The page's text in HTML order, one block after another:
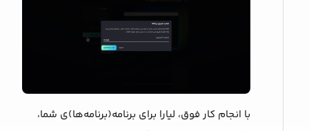
با انجام کار فوق، لیارا برای برنامه(برنامه‌ها)ی شما،